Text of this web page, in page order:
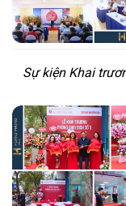
Sự kiện Khai